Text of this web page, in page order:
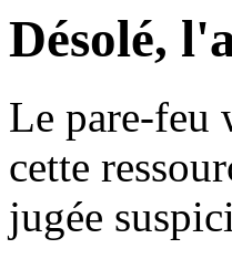
Désolé,
Le pare-feu
cette
jugée